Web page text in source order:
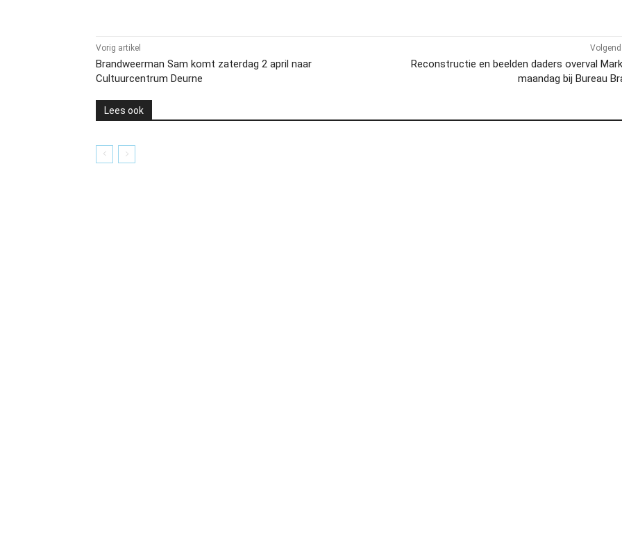
Vorig artikel
Brandweerman Sam komt zaterdag 2 april naar
Cultuurcentrum Deurne
Reconstructie en beelden daders overval
maandag bij Bureau
Lees ook